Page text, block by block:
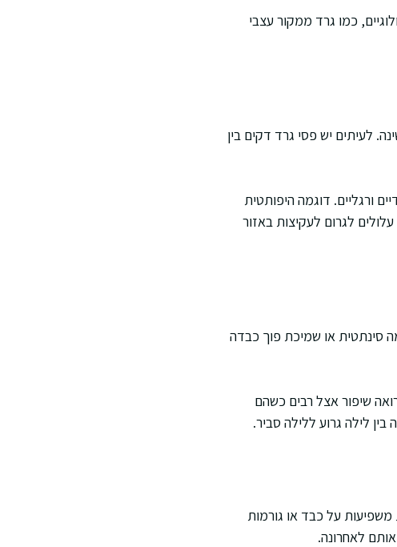
כמו גרד ממקור עצבי
לעיתים יש פסי גרד דקים בין
ורגליים. דוגמה היפותטית
לגרום לעקיצות באזור
סינתטית או שמיכת פוך כבדה
שיפור אצל רבים כשהם
לילה גרוע ללילה סביר.
משפיעות על כבד או גורמות
לאחרונה.